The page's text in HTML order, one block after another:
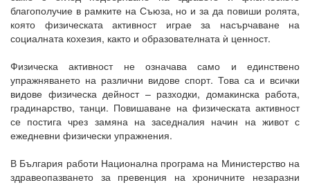
благополучие в рамките на Съюза, но и за да повиши ролята,
която физическата активност играе за насърчаване на
социалната кохезия, както и образователната ѝ ценност.
Физическа активност не означава само и единствено
упражняването на различни видове спорт. Това са и всички
видове физическа дейност – разходки, домакинска работа,
градинарство, танци. Повишаване на физическата активност
се постига чрез замяна на заседналия начин на живот с
ежедневни физически упражнения.
В България работи Национална програма на Министерство на
здравеопазването за превенция на хроничните незаразни